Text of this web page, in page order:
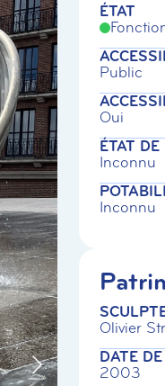
ÉTAT
Public
Oui
ÉTAT
Inconnu
Inconnu
Olivier
DATE
2003